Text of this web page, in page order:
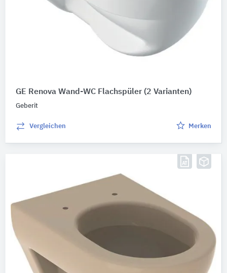
GE Renova Wand-WC Flachspüler (2 Varianten)
Geberit
Vergleichen Merken